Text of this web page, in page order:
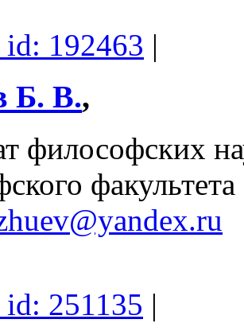
192463 |
Б. В.,
философских
251135 |